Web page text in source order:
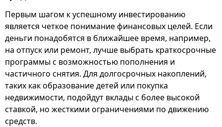
Первым шагом к успешному инвестированию
является четкое понимание финансовых целей. Если
деньги понадобятся в ближайшее время, например,
на отпуск или ремонт, лучше выбрать краткосрочные
программы с возможностью пополнения и
частичного снятия. Для долгосрочных накоплений,
таких как образование детей или покупка
недвижимости, подойдут вклады с более высокой
ставкой, но жесткими ограничениями по движению
средств.